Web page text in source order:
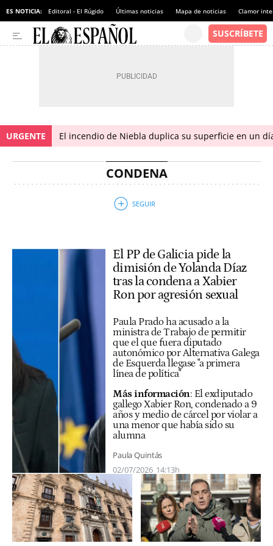
ES NOTICIA: Editoral - El Rúgido Últimas noticias Mapa de noticias Clamor
URGENTE El incendio de Niebla duplica su superficie en un
CONDENA
El PP de Galicia pide la
dimisión de Yolanda Díaz
tras la condena a Xabier
Ron por agresión sexual
Paula Prado ha acusado a la
ministra de Trabajo de permitir
que el que fuera diputado
autonómico por Alternativa Galega
de Esquerda llegase "a primera
línea de política"
Más información: El exdiputado
gallego Xabier Ron, condenado a 9
años y medio de cárcel por violar a
una menor que había sido su
alumna
Paula Quintás
02/07/2026 14:13h